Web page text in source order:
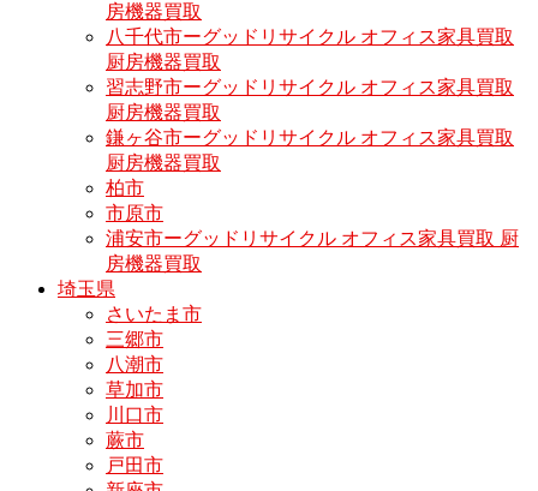
房機器買取
八千代市ーグッドリサイクル オフィス家具買取
厨房機器買取
習志野市ーグッドリサイクル オフィス家具買取
厨房機器買取
鎌ヶ谷市ーグッドリサイクル オフィス家具買取
厨房機器買取
柏市
市原市
浦安市ーグッドリサイクル オフィス家具買取 厨
房機器買取
埼玉県
さいたま市
三郷市
八潮市
草加市
川口市
蕨市
戸田市